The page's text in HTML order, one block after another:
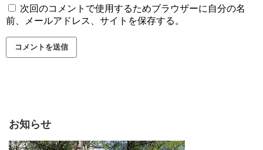
次回のコメントで使用するためブラウザーに自分の名
前、メールアドレス、サイトを保存する。
お知らせ